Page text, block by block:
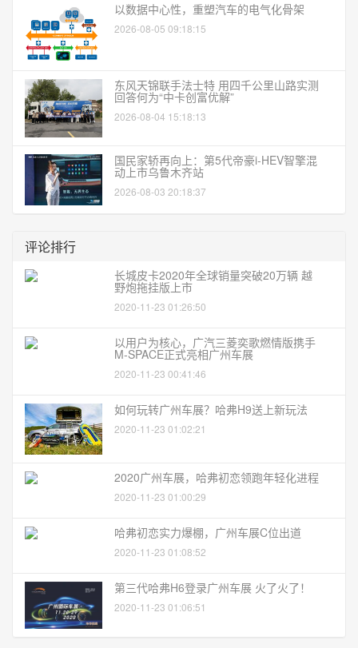
以数据中心性，重塑汽车的电气化骨架
2026-08-05 09:18:15
东风天锦联手法士特 用四千公里山路实测
回答何为“中卡创富优解”
2026-08-04 15:18:13
国民家轿再向上：第5代帝豪i-HEV智擎混
动上市乌鲁木齐站
2026-08-03 20:18:37
评论排行
长城皮卡2020年全球销量突破20万辆 越
野炮拖挂版上市
2020-11-23 01:26:50
以用户为核心，广汽三菱奕歌燃情版携手
M-SPACE正式亮相广州车展
2020-11-23 00:41:46
如何玩转广州车展？哈弗H9送上新玩法
2020-11-23 01:02:21
2020广州车展，哈弗初恋领跑年轻化进程
2020-11-23 01:00:29
哈弗初恋实力爆棚，广州车展C位出道
2020-11-23 01:08:52
第三代哈弗H6登录广州车展 火了火了！
2020-11-23 01:06:51